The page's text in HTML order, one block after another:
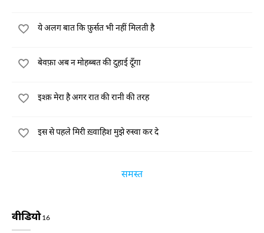
ये अलग बात कि फ़ुर्सत भी नहीं मिलती है
बेवफ़ा अब न मोहब्बत की दुहाई दूँगा
इश्क़ मेरा है अगर रात की रानी की तरह
इस से पहले मिरी ख़्वाहिश मुझे रुस्वा कर दे
समस्त
वीडियो16